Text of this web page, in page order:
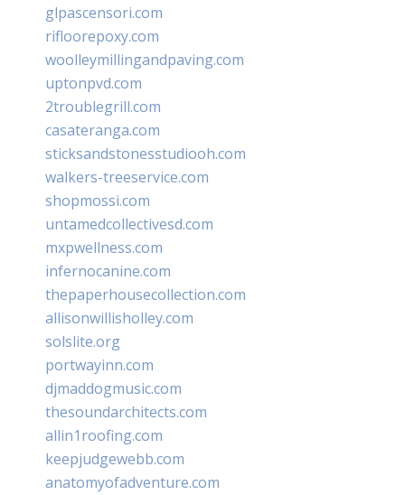
glpascensori.com
rifloorepoxy.com
woolleymillingandpaving.com
uptonpvd.com
2troublegrill.com
casateranga.com
sticksandstonesstudiooh.com
walkers-treeservice.com
shopmossi.com
untamedcollectivesd.com
mxpwellness.com
infernocanine.com
thepaperhousecollection.com
allisonwillisholley.com
solslite.org
portwayinn.com
djmaddogmusic.com
thesoundarchitects.com
allin1roofing.com
keepjudgewebb.com
anatomyofadventure.com